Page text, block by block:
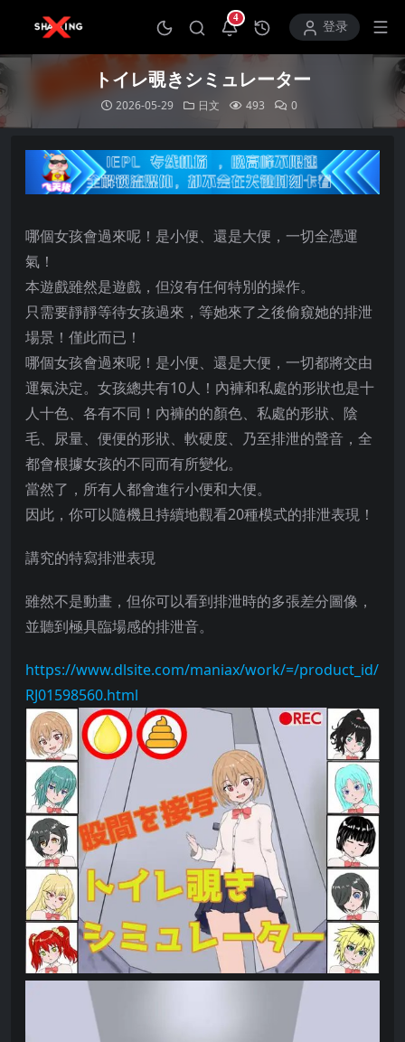
4
打开通知中心登录
トイレ覗きシミュレーター
2026-05-29 日文 493 0
哪個女孩會過來呢！是小便、還是大便，一切全憑運
氣！
本遊戲雖然是遊戲，但沒有任何特別的操作。
只需要靜靜等待女孩過來，等她來了之後偷窺她的排泄
場景！僅此而已！
哪個女孩會過來呢！是小便、還是大便，一切都將交由
運氣決定。女孩總共有10人！內褲和私處的形狀也是十
人十色、各有不同！內褲的的顏色、私處的形狀、陰
毛、尿量、便便的形狀、軟硬度、乃至排泄的聲音，全
都會根據女孩的不同而有所變化。
當然了，所有人都會進行小便和大便。
因此，你可以隨機且持續地觀看20種模式的排泄表現！
講究的特寫排泄表現
雖然不是動畫，但你可以看到排泄時的多張差分圖像，
並聽到極具臨場感的排泄音。
https://www.dlsite.com/maniax/work/=/product_id/
RJ01598560.html